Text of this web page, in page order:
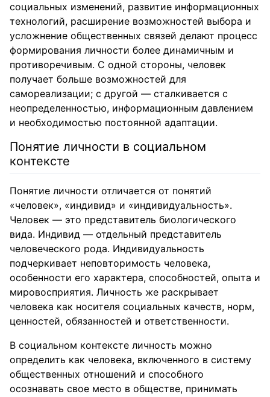
социальных изменений, развитие информационных
технологий, расширение возможностей выбора и
усложнение общественных связей делают процесс
формирования личности более динамичным и
противоречивым. С одной стороны, человек
получает больше возможностей для
самореализации; с другой — сталкивается с
неопределенностью, информационным давлением
и необходимостью постоянной адаптации.
Понятие личности в социальном
контексте
Понятие личности отличается от понятий
«человек», «индивид» и «индивидуальность».
Человек — это представитель биологического
вида. Индивид — отдельный представитель
человеческого рода. Индивидуальность
подчеркивает неповторимость человека,
особенности его характера, способностей, опыта и
мировосприятия. Личность же раскрывает
человека как носителя социальных качеств, норм,
ценностей, обязанностей и ответственности.
В социальном контексте личность можно
определить как человека, включенного в систему
общественных отношений и способного
осознавать свое место в обществе, принимать